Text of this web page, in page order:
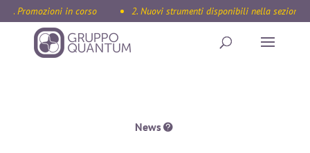
1. Promozioni in corso 2. Nuovi strumenti disponibili nella sezione
News